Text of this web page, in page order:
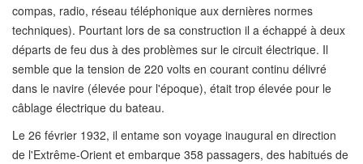
compas, radio, réseau téléphonique aux dernières normes
techniques). Pourtant lors de sa construction il a échappé à deux
départs de feu dus à des problèmes sur le circuit électrique. Il
semble que la tension de 220 volts en courant continu délivré
dans le navire (élevée pour l'époque), était trop élevée pour le
câblage électrique du bateau.
Le 26 février 1932, il entame son voyage inaugural en direction
de l'Extrême-Orient et embarque 358 passagers, des habitués de